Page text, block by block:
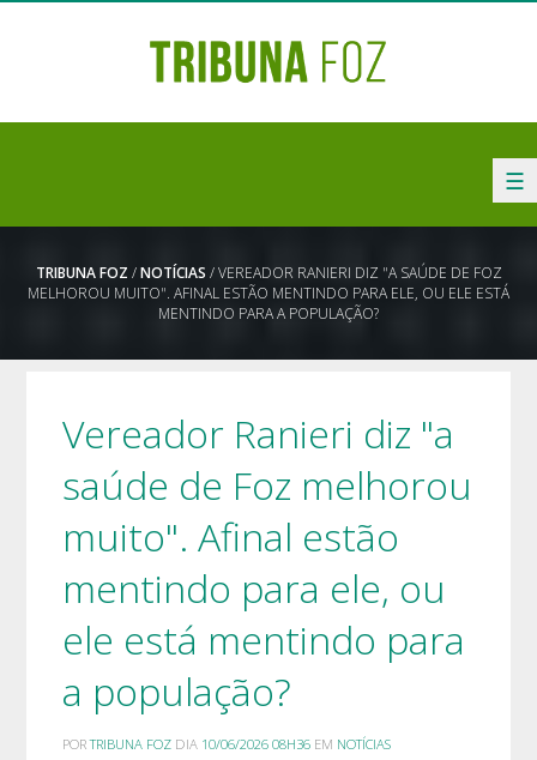
☰
TRIBUNA FOZ /NOTÍCIAS / VEREADOR RANIERI DIZ "A SAÚDE DE FOZ
MELHOROU MUITO". AFINAL ESTÃO MENTINDO PARA ELE, OU ELE ESTÁ
MENTINDO PARA A POPULAÇÃO?
Vereador Ranieri diz "a
saúde de Foz melhorou
muito". Afinal estão
mentindo para ele, ou
ele está mentindo para
a população?
PORTRIBUNA FOZ DIA 10/06/2026 08H36 EM NOTÍCIAS